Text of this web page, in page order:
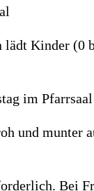
Kinder (0
im
und munter
Bei